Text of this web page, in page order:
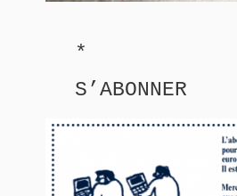
*
S’ABONNER